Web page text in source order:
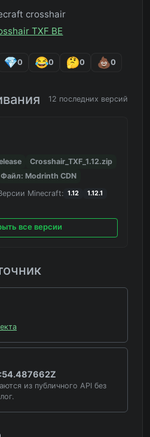
crosshair
TXF BE
0 0 0 0
12 последних версий
Crosshair_TXF_1.12.zip
Файл: Modrinth CDN
Minecraft: 1.12
1.12.1
все версии
из публичного API без